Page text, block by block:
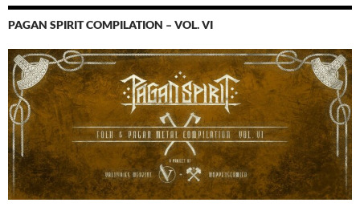
PAGAN SPIRIT COMPILATION – VOL. VI